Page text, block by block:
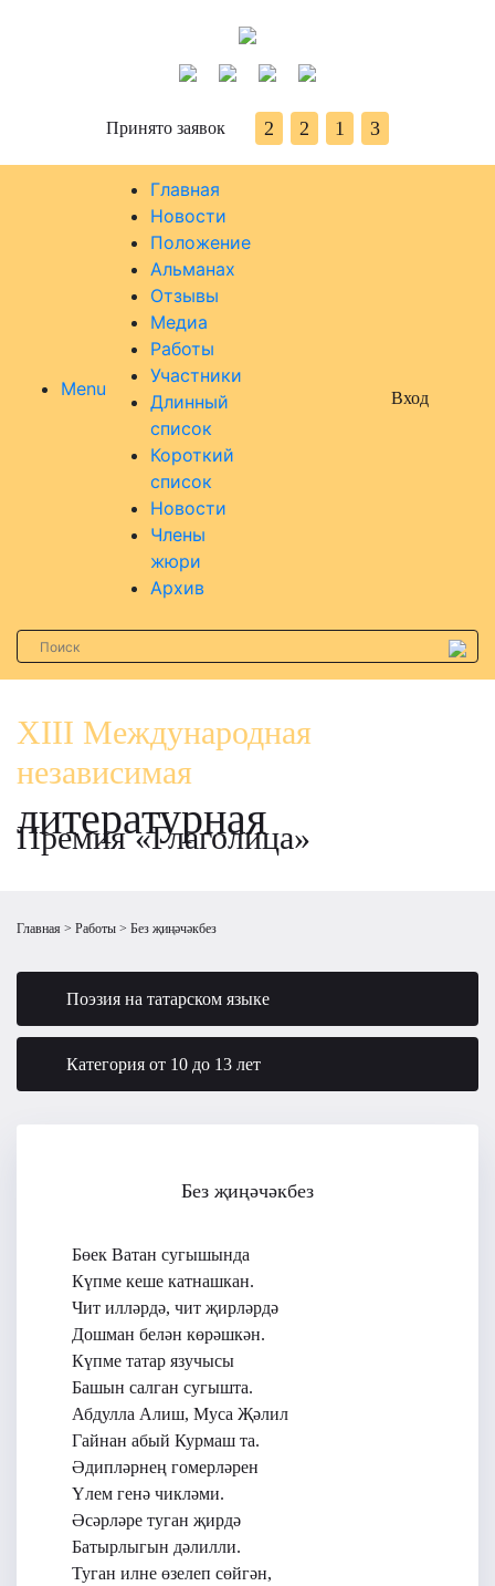
Принято заявок 2 2 1 3
Menu
Главная
Новости
Положение
Альманах
Отзывы
Медиа
Работы
Участники
Длинный
список
Короткий
список
Новости
Члены
жюри
Архив
Вход
XIII Международная
независимая
литературная
Премия «Глаголица»
Главная Работы Без җиңәчәкбез
Поэзия на татарском языке
Категория от 10 до 13 лет
Без җиңәчәкбез
Бөек Ватан сугышында
Күпме кеше катнашкан.
Чит илләрдә, чит җирләрдә
Дошман белән көрәшкән.
Күпме татар язучысы
Башын салган сугышта.
Абдулла Алиш, Муса Җәлил
Гайнан абый Курмаш та.
Әдипләрнең гомерләрен
Үлем генә чикләми.
Әсәрләре туган җирдә
Батырлыгын дәлилли.
Туган илне өзелеп сөйгән,